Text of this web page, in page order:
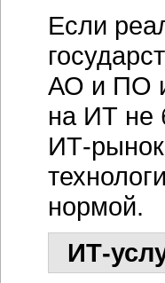
Если
АО и ПО
на ИТ не
ИТ-
нормой.
ИТ-